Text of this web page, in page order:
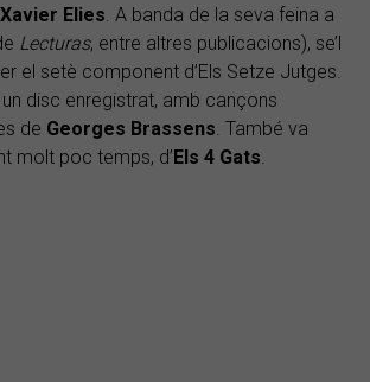
Xavier Elies . A banda de la seva feina a
Lecturas, entre altres publicacions), se’l
el setè component d’Els Setze Jutges.
disc enregistrat, amb cançons
de Georges Brassens . També va
molt poc temps, d’Els 4 Gats